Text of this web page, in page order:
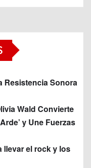
Resistencia Sonora
Wald Convierte
y Une Fuerzas
llevar el rock y los